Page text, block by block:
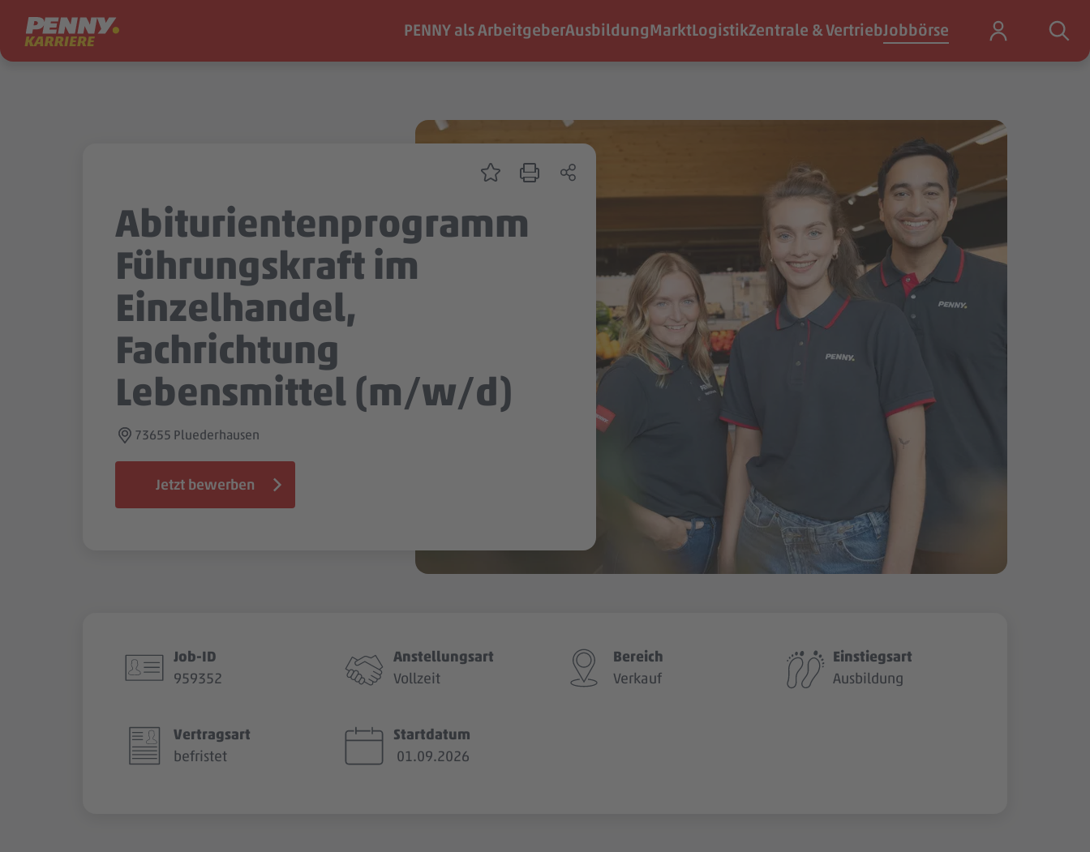
Zum Inhalt springen PENNY als ArbeitgeberAusbildungMarktLogistikZentrale & VertriebJobbörse
Abiturientenprogramm
Führungskraft im
Einzelhandel,
Fachrichtung
Lebensmittel (m/w/d)
73655 Pluederhausen
Jetzt bewerben
Job-ID
959352
Anstellungsart
Vollzeit
Bereich
Verkauf
Einstiegsart
Ausbildung
Vertragsart
befristet
Startdatum
01.09.2026